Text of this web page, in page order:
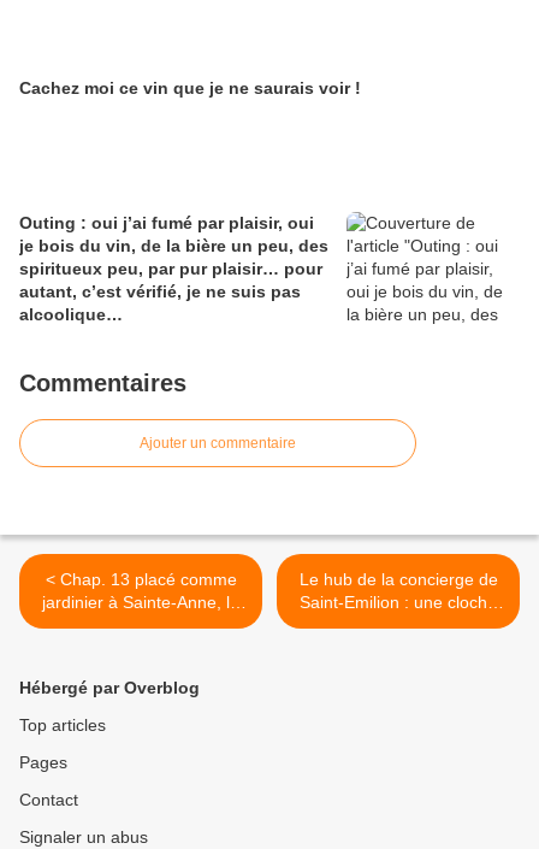
Cachez moi ce vin que je ne saurais voir !
Outing : oui j’ai fumé par plaisir, oui
je bois du vin, de la bière un peu, des
spiritueux peu, par pur plaisir… pour
autant, c’est vérifié, je ne suis pas
alcoolique…
Commentaires
Ajouter un commentaire
< Chap. 13 placé comme
jardinier à Sainte-Anne, la
Stasi il n’manque pas d’air
Le hub de la concierge de
Saint-Emilion : une cloche
en chocolat a heurté la
Hébergé par Overblog
Top articles
Pages
Contact
Signaler un abus